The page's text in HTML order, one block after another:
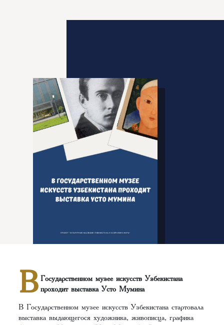
В Государственном музее искусств Узбекистана
проходит выставка Усто Мумина
В Государственном музее искусств Узбекистана стартовала
выставка выдающегося художника, живописца, графика